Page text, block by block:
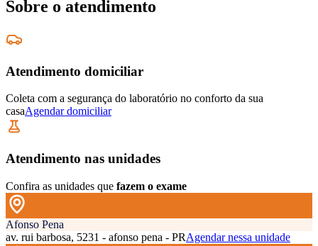
Sobre o atendimento
Atendimento domiciliar
Coleta com a segurança do laboratório no conforto da sua
casaAgendar domiciliar
Atendimento nas unidades
Confira as unidades que fazem o exame
Afonso Pena
av. rui barbosa, 5231 - afonso pena - PRAgendar nessa unidade